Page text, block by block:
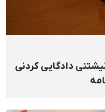
دادگایی کردنی